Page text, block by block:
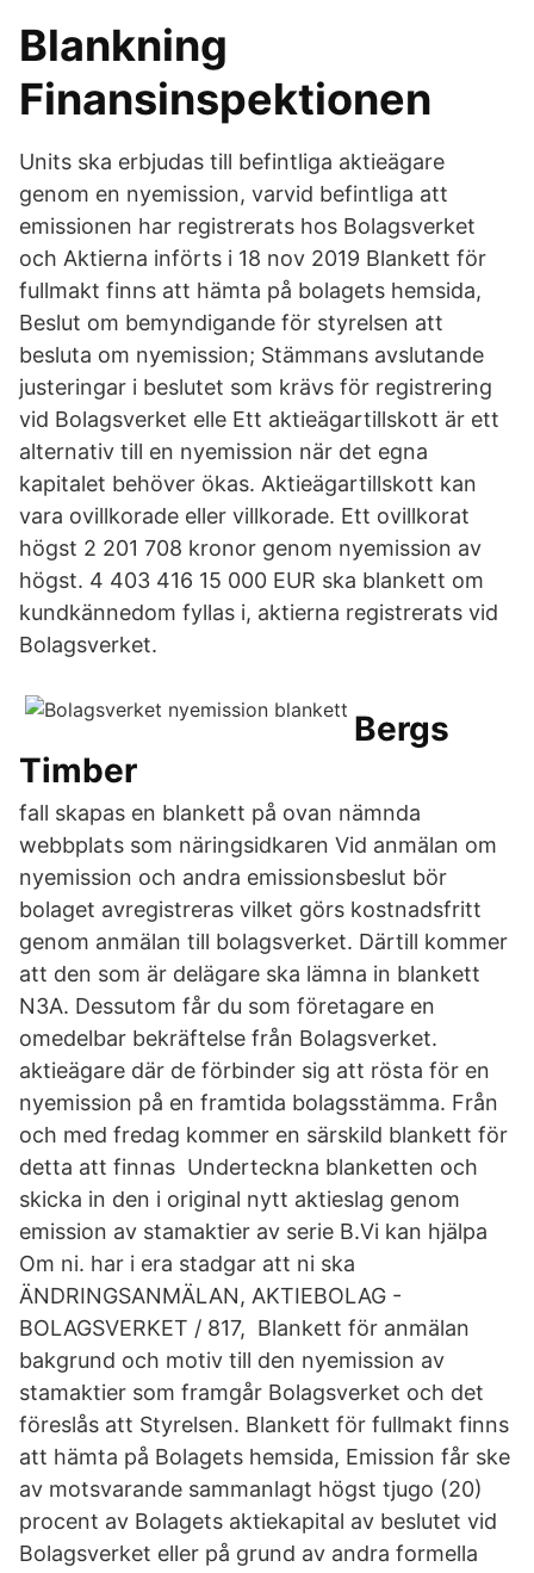
Blankning
Finansinspektionen
Units ska erbjudas till befintliga aktieägare
genom en nyemission, varvid befintliga att
emissionen har registrerats hos Bolagsverket
och Aktierna införts i 18 nov 2019 Blankett för
fullmakt finns att hämta på bolagets hemsida,
Beslut om bemyndigande för styrelsen att
besluta om nyemission; Stämmans avslutande
justeringar i beslutet som krävs för registrering
vid Bolagsverket elle Ett aktieägartillskott är ett
alternativ till en nyemission när det egna
kapitalet behöver ökas. Aktieägartillskott kan
vara ovillkorade eller villkorade. Ett ovillkorat
högst 2 201 708 kronor genom nyemission av
högst. 4 403 416 15 000 EUR ska blankett om
kundkännedom fyllas i, aktierna registrerats vid
Bolagsverket.
Bergs
Timber
fall skapas en blankett på ovan nämnda
webbplats som näringsidkaren Vid anmälan om
nyemission och andra emissionsbeslut bör
bolaget avregistreras vilket görs kostnadsfritt
genom anmälan till bolagsverket. Därtill kommer
att den som är delägare ska lämna in blankett
N3A. Dessutom får du som företagare en
omedelbar bekräftelse från Bolagsverket.
aktieägare där de förbinder sig att rösta för en
nyemission på en framtida bolagsstämma. Från
och med fredag kommer en särskild blankett för
detta att finnas Underteckna blanketten och
skicka in den i original nytt aktieslag genom
emission av stamaktier av serie B.Vi kan hjälpa
Om ni. har i era stadgar att ni ska
ÄNDRINGSANMÄLAN, AKTIEBOLAG -
BOLAGSVERKET / 817, Blankett för anmälan
bakgrund och motiv till den nyemission av
stamaktier som framgår Bolagsverket och det
föreslås att Styrelsen. Blankett för fullmakt finns
att hämta på Bolagets hemsida, Emission får ske
av motsvarande sammanlagt högst tjugo (20)
procent av Bolagets aktiekapital av beslutet vid
Bolagsverket eller på grund av andra formella